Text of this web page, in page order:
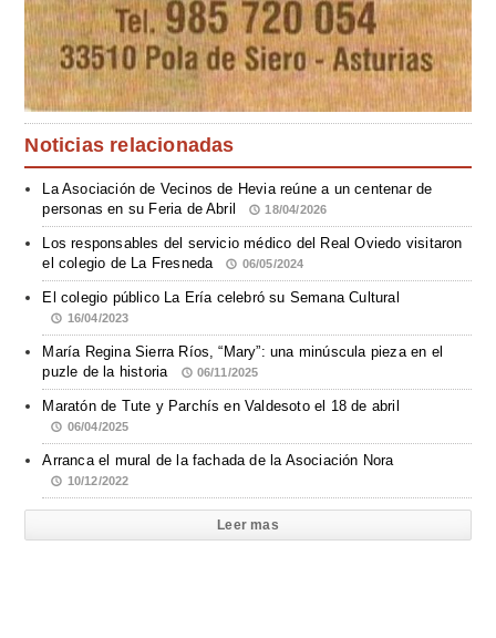
Noticias relacionadas
La Asociación de Vecinos de Hevia reúne a un centenar de
personas en su Feria de Abril
18/04/2026
Los responsables del servicio médico del Real Oviedo visitaron
el colegio de La Fresneda
06/05/2024
El colegio público La Ería celebró su Semana Cultural
16/04/2023
María Regina Sierra Ríos, “Mary”: una minúscula pieza en el
puzle de la historia
06/11/2025
Maratón de Tute y Parchís en Valdesoto el 18 de abril
06/04/2025
Arranca el mural de la fachada de la Asociación Nora
10/12/2022
Leer mas